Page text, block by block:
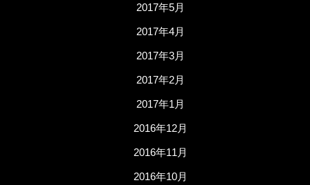
2017年5月
2017年4月
2017年3月
2017年2月
2017年1月
2016年12月
2016年11月
2016年10月